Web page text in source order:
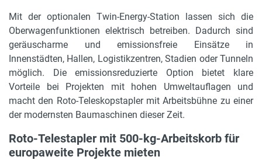
Mit der optionalen Twin-Energy-Station lassen sich die
Oberwagenfunktionen elektrisch betreiben. Dadurch sind
geräuscharme und emissionsfreie Einsätze in
Innenstädten, Hallen, Logistikzentren, Stadien oder Tunneln
möglich. Die emissionsreduzierte Option bietet klare
Vorteile bei Projekten mit hohen Umweltauflagen und
macht den Roto-Teleskopstapler mit Arbeitsbühne zu einer
der modernsten Baumaschinen dieser Zeit.
Roto-Telestapler mit 500-kg-Arbeitskorb für
europaweite Projekte mieten